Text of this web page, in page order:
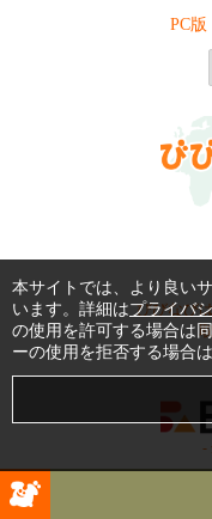
PC版
びびなび
-
本サイトでは、より良い
います。詳細はプライバ
の使用を許可する場合は
ーの使用を拒否する場合